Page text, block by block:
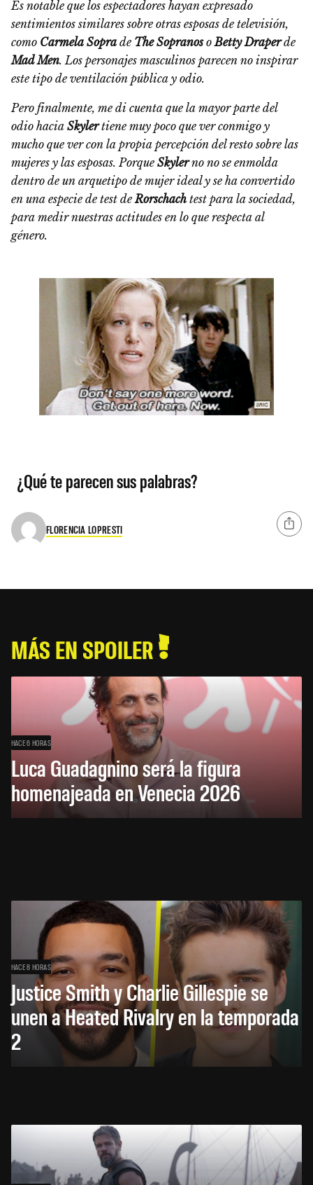
Es notable que los espectadores hayan expresado
sentimientos similares sobre otras esposas de televisión,
como Carmela Sopra de The SopranosoBetty Draperde
Mad Men. Los personajes masculinos parecen no inspirar
este tipo de ventilación pública y odio.
Pero finalmente, me di cuenta que la mayor parte del
odio hacia Skylertiene muy poco que ver conmigo y
mucho que ver con la propia percepción del resto sobre las
mujeres y las esposas. Porque Skylerno no se enmolda
dentro de un arquetipo de mujer ideal y se ha convertido
en una especie de test de Rorschachtest para la sociedad,
para medir nuestras actitudes en lo que respecta al
género.
¿Qué te parecen sus palabras?
FLORENCIA LOPRESTI
MÁS EN SPOILER
HACE 6 HORAS
Luca Guadagnino será la figura
homenajeada en Venecia 2026
HACE 8 HORAS
Justice Smith y Charlie Gillespie se
unen a Heated Rivalry en la temporada
2